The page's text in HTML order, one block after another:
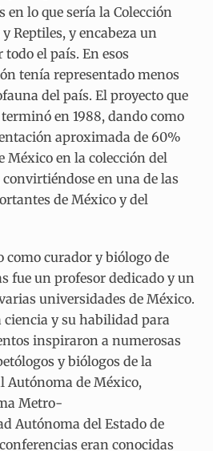
lo que sería la Colección
Reptiles, y encabeza un
el país. En esos
tenía representado menos
del país. El proyecto que
en 1988, dando como
aproximada de 60%
México en la colección del
en una de las
de México y del
como curador y biólogo de
fue un profesor dedicado y un
universidades de México.
ciencia y su habilidad para
inspiraron a numerosas
y biólogos de la
Autónoma de México,
Metro-
Autónoma del Estado de
eran conocidas